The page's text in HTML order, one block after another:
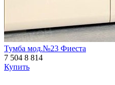
Тумба мод.№23 Фиеста
7 504 8 814
Купить